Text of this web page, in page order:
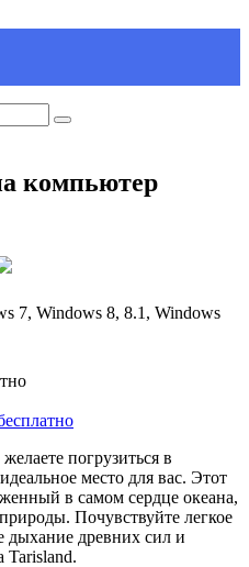
компьютер
7, Windows 8, 8.1, Windows
погрузиться в
место для вас. Этот
в самом сердце океана,
Почувствуйте легкое
дыхание древних сил и
Tarisland.